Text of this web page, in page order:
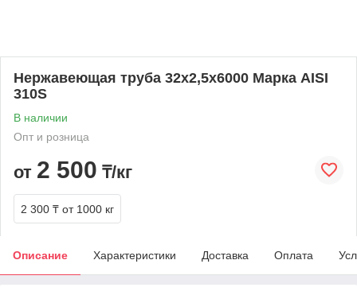
Нержавеющая труба 32х2,5х6000 Марка AISI
310S
В наличии
Опт и розница
от 2 500 ₸/кг
2 300 ₸ от 1000 кг
Описание Характеристики Доставка Оплата